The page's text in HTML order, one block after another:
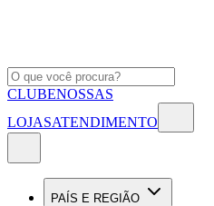
CLUBENOSSAS
LOJASATENDIMENTO
PAÍS E REGIÃO